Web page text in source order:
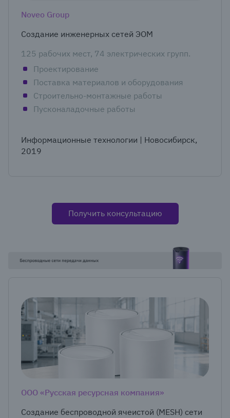
Noveo Group
Создание инженерных сетей ЭОМ
125 рабочих мест, 74 электрических групп.
Проектирование
Поставка материалов и оборудования
Строительно-монтажные работы
Пусконаладочные работы
Информационные технологии | Новосибирск,
2019
Получить консультацию
ООО «Русская ресурсная компания»
Создание беспроводной ячеистой (MESH) сети